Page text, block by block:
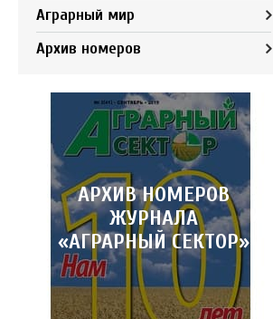
Аграрный мир
Архив номеров
АРХИВ НОМЕРОВ
ЖУРНАЛА
«АГРАРНЫЙ СЕКТОР»